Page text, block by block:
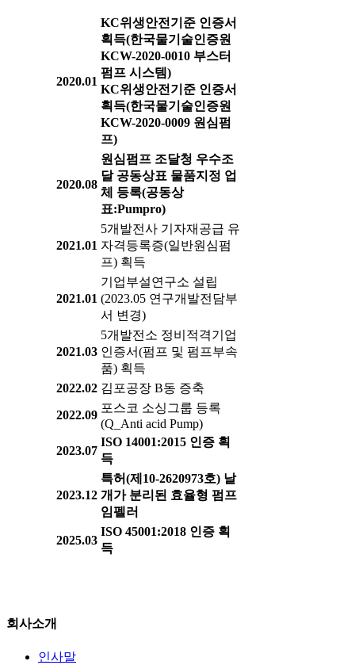
2020.01
KC위생안전기준 인증서
획득(한국물기술인증원
KCW-2020-0010 부스터
펌프 시스템)
KC위생안전기준 인증서
획득(한국물기술인증원
KCW-2020-0009 원심펌
프)
2020.08
원심펌프 조달청 우수조
달 공동상표 물품지정 업
체 등록(공동상
표:Pumpro)
2021.01
5개발전사 기자재공급 유
자격등록증(일반원심펌
프) 획득
2021.01
기업부설연구소 설립
(2023.05 연구개발전담부
서 변경)
2021.03
5개발전소 정비적격기업
인증서(펌프 및 펌프부속
품) 획득
2022.02 김포공장 B동 증축
2022.09
포스코 소싱그룹 등록
(Q_Anti acid Pump)
2023.07
ISO 14001:2015 인증 획
득
2023.12
특허(제10-2620973호) 날
개가 분리된 효율형 펌프
임펠러
2025.03
ISO 45001:2018 인증 획
득
회사소개
인사말